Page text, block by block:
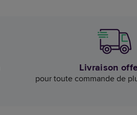
Livraison
pour toute commande de